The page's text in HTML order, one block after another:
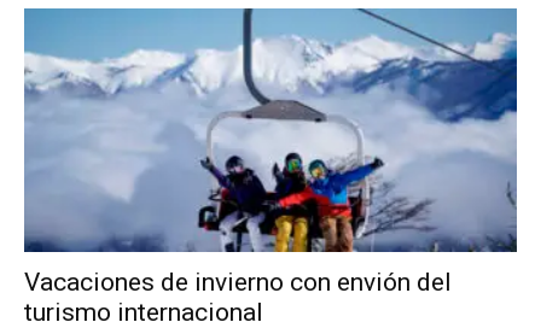
Vacaciones de invierno con envión del
turismo internacional